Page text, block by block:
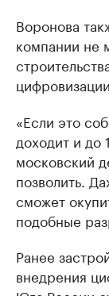
Воронова
компании не
цифровизации.
«Если это
доходит и до
московский
позволить.
сможет
подобные
Ранее
внедрения